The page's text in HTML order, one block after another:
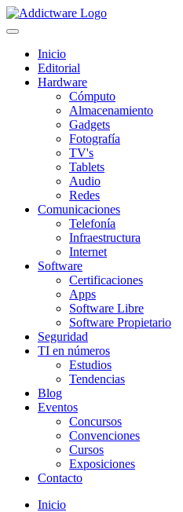
Inicio
Editorial
Hardware
Cómputo
Almacenamiento
Gadgets
Fotografía
TV's
Tablets
Audio
Redes
Comunicaciones
Telefonía
Infraestructura
Internet
Software
Certificaciones
Apps
Software Libre
Software Propietario
Seguridad
TI en números
Estudios
Tendencias
Blog
Eventos
Concursos
Convenciones
Cursos
Exposiciones
Contacto
Inicio